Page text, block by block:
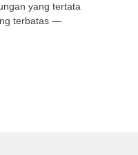
yang tertata
terbatas —